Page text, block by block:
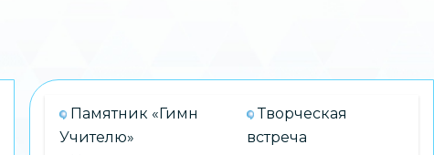
Памятник «Гимн
Учителю»
Творческая
встреча